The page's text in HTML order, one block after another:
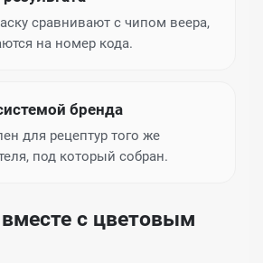
сравнивают с чипом веера,
на номер кода.
бренда
для рецептур того же
под который собран.
с цветовым